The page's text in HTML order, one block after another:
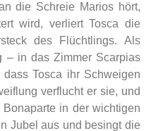
die Schreie Marios hört,
wird, verliert Tosca die
des Flüchtlings. Als
– in das Zimmer Scarpias
Tosca ihr Schweigen
verflucht er sie, und
in der wichtigen
Jubel aus und besingt die